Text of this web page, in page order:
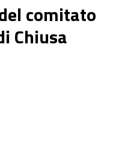
comitato
Chiusa